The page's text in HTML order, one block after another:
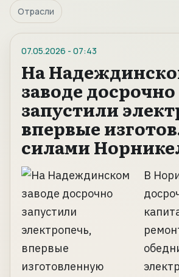
Отрасли
07.05.2026 - 07:43
На
заводе досрочно
запустили
впервые
силами
В